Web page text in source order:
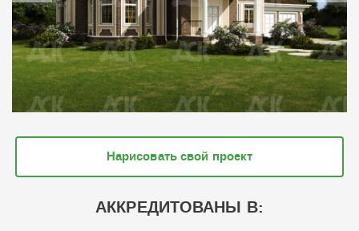
Нарисовать свой проект
АККРЕДИТОВАНЫ В: